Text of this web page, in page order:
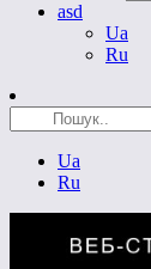
asd
Ua
Ru
Ua
Ru